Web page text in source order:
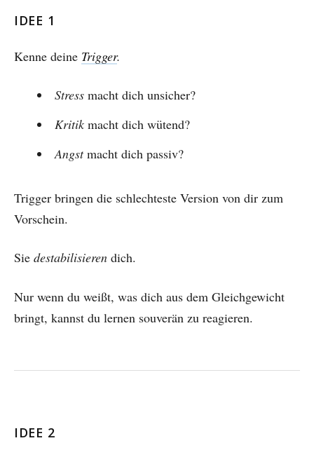
IDEE 1
Kenne deine Trigger.
Stressmacht dich unsicher?
Kritikmacht dich wütend?
Angstmacht dich passiv?
Trigger bringen die schlechteste Version von dir zum
Vorschein.
Sie destabilisieren dich.
Nur wenn du weißt, was dich aus dem Gleichgewicht
bringt, kannst du lernen souverän zu reagieren.
IDEE 2